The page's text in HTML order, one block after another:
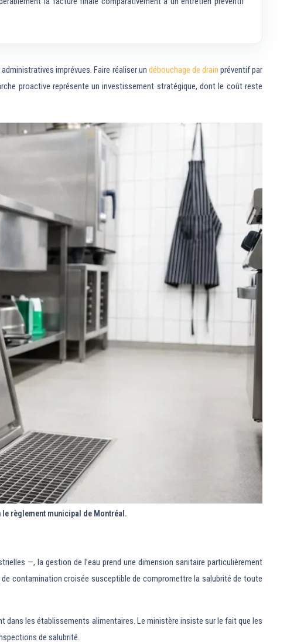
imprévues. Faire réaliser un débouchage de drain préventif par
proactive représente un investissement stratégique, dont le coût reste
règlement municipal de Montréal.
—, la gestion de l’eau prend une dimension sanitaire particulièrement
contamination croisée susceptible de compromettre la salubrité de toute
dans les établissements alimentaires. Le ministère insiste sur le fait que les
de salubrité.